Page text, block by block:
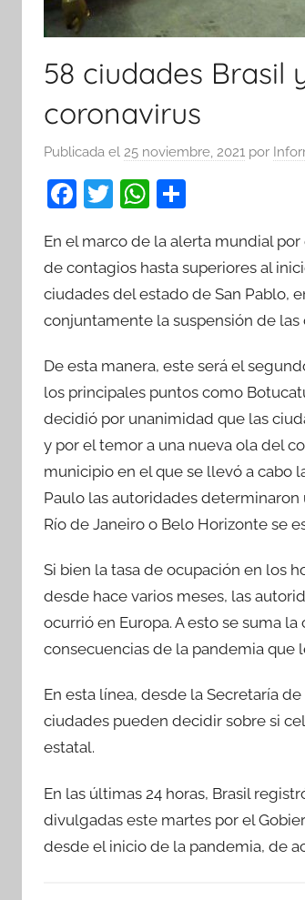
58 ciudades Brasil
coronavirus
Publicada el 25 noviembre, 2021 por
F
c
e
b
o
k
T
itt
er
W
at
s
A
p
m
p
ar
tir
En el marco de la alerta mundial
de contagios hasta superiores al
ciudades del estado de San Pablo,
conjuntamente la suspensión de las
De esta manera, este será el
los principales puntos como
decidió por unanimidad que las
y por el temor a una nueva ola del
municipio en el que se llevó a cabo
Paulo las autoridades
Río de Janeiro o Belo Horizonte se
Si bien la tasa de ocupación en los
desde hace varios meses, las
ocurrió en Europa. A esto se suma
consecuencias de la pandemia que
En esta línea, desde la Secretaría
ciudades pueden decidir sobre si
estatal.
En las últimas 24 horas, Brasil
divulgadas este martes por el
desde el inicio de la pandemia, de